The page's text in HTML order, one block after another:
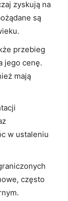
zyskują ‌na
są
przebieg
jego‍ cenę.
mają
w ustaleniu
często